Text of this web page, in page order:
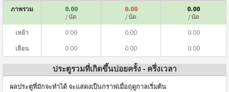
ภาพรวม 0.00
/ นัด
0.00
/ นัด
0.00
/ นัด
เหย้า 0.00 0.00 0.00
เยือน 0.00 0.00 0.00
ประตูรวมที่เกิดขึ้นบ่อยครั้ง - ครึ่งเวลา
ผลประตูที่มักจะทำได้ จะแสดงเป็นกราฟเมื่อฤดูกาลเริ่มต้น